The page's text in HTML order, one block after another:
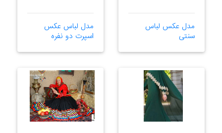
مدل عکس لباس
سنتی
مدل لباس عکس
اسپرت دو نفره